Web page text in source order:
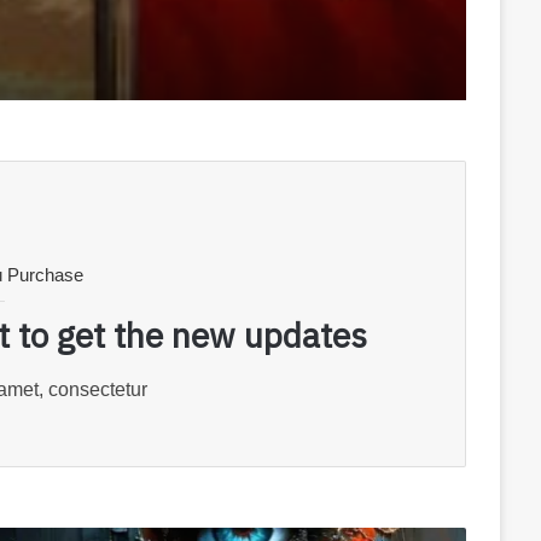
نشر “أكسيوس” واشنطن تكثف
Purchase
get the new updates!
consectetur.